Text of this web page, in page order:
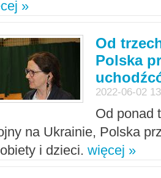
»
Od
Polska
2022-06-02
Od ponad
na Ukrainie, Polska
i dzieci. więcej »